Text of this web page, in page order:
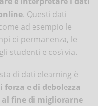
. Questi dati
ad esempio le
di permanenza, le
studenti e così via.
di dati elearning è
e di debolezza
fine di migliorarne